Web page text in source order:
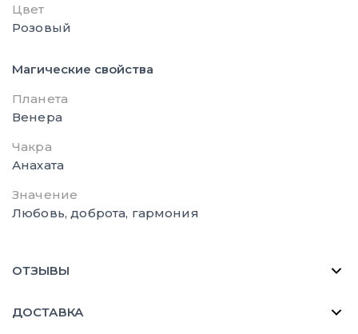
Цвет
Розовый
Магические свойства
Планета
Венера
Чакра
Анахата
Значение
Любовь, доброта, гармония
ОТЗЫВЫ
ДОСТАВКА